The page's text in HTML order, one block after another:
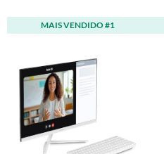
MAIS VENDIDO #1